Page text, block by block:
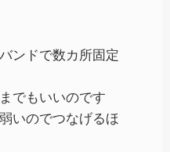
ンドで数カ所固定
でもいいのです
いのでつなげるほ